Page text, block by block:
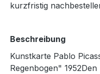
kurzfristig
Beschreibung
Kunstkarte Pablo
Regenbogen" 1952Den